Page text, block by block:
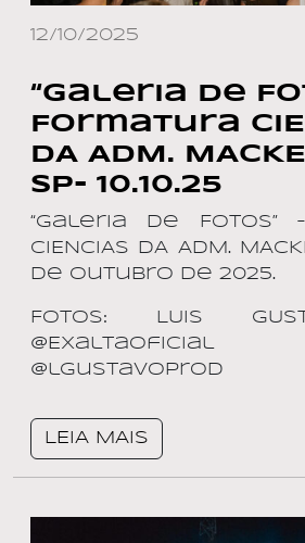
12/10/2025
“Galeria de
Formatura
DA ADM.
SP- 10.10.25
“Galeria de Fotos”
CIENCIAS DA ADM.
de outubro de 2025.
Fotos: LUIS
@ExaltaOficial
@lgustavoprod
LEIA MAIS